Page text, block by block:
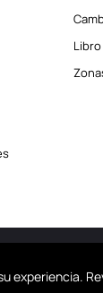
experiencia.
reservados
para